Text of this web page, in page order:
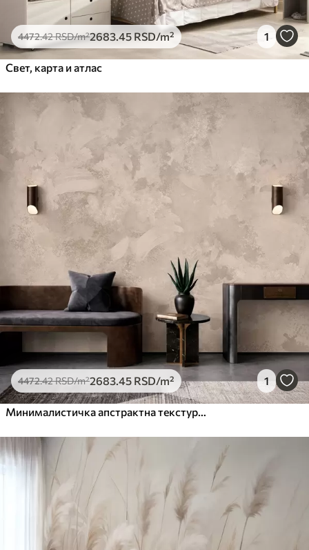
4472.42RSD/m²2683 .45 RSD/m² 1
Свет, карта и атлас
4472.42RSD/m²2683 .45 RSD/m² 1